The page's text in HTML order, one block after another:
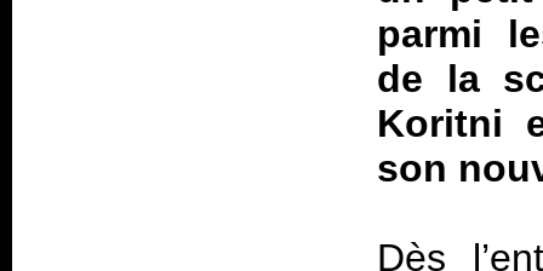
parmi
de la
Koritni
son
Dès